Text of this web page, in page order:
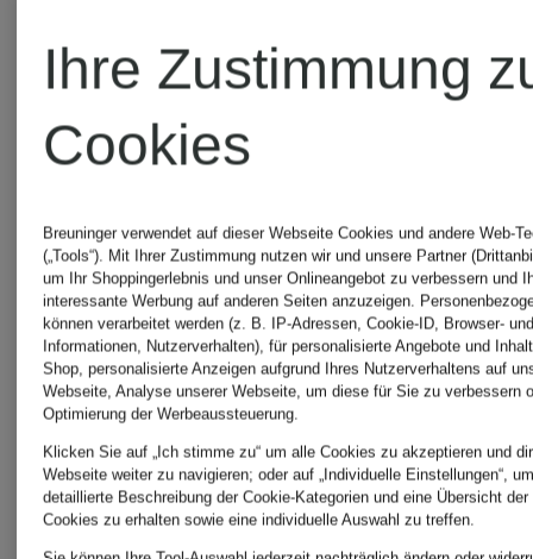
POLO
RALPH
LAUREN
Piqué-
Poloshirt
Custom
POLO
RALPH
LAUREN
T-
Ihre Zustimmung
Cookies
Breuninger verwendet auf dieser Webseite Cookies und andere Web-
(„Tools“). Mit Ihrer Zustimmung nutzen wir und unsere Partner
um Ihr Shoppingerlebnis und unser Onlineangebot zu verbessern und
interessante Werbung auf anderen Seiten anzuzeigen.
können verarbeitet werden (z. B. IP-Adressen, Cookie-ID, Browser-
Informationen, Nutzerverhalten), für personalisierte Angebote und
Shop, personalisierte Anzeigen aufgrund Ihres Nutzerverhaltens auf
Webseite, Analyse unserer Webseite, um diese für Sie zu verbessern
Optimierung der Werbeaussteuerung.
Klicken Sie auf „Ich stimme zu“ um alle Cookies zu akzeptieren und
Webseite weiter zu navigieren; oder auf „Individuelle Einstellungen“,
detaillierte Beschreibung der Cookie-Kategorien und eine Übersicht
Cookies zu erhalten sowie eine individuelle Auswahl zu treffen.